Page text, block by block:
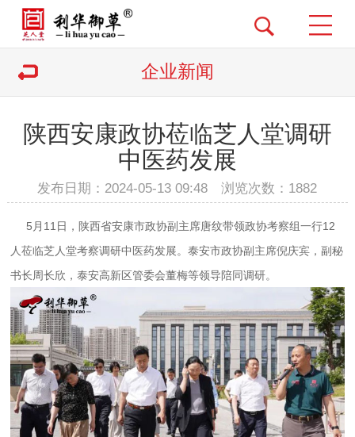
企业新闻
陕西安康政协莅临芝人堂调研
中医药发展
发布日期：2024-05-13 09:48 浏览次数： 1882
5月11日，陕西省安康市政协副主席唐纹带领政协考察组一行12
人莅临芝人堂考察调研中医药发展。泰安市政协副主席倪庆宾，副秘
书长周长欣，泰安高新区管委会董梅等领导陪同调研。